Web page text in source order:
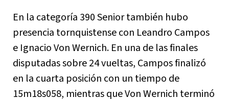
En la categoría 390 Senior también hubo
presencia tornquistense con Leandro Campos
e Ignacio Von Wernich. En una de las finales
disputadas sobre 24 vueltas, Campos finalizó
en la cuarta posición con un tiempo de
15m18s058, mientras que Von Wernich terminó